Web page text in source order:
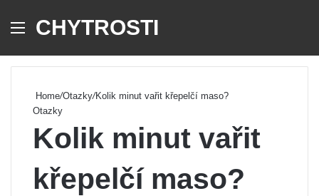
Menu
CHYTROSTI
Home/Otazky/Kolik minut vařit křepelčí maso?
Otazky
Kolik minut vařit
křepelčí maso?